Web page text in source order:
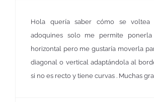
Hola quería saber cómo se
adoquines solo me permite
horizontal pero me gustaría moverla
diagonal o vertical adaptándola al
si no es recto y tiene curvas . Muchas